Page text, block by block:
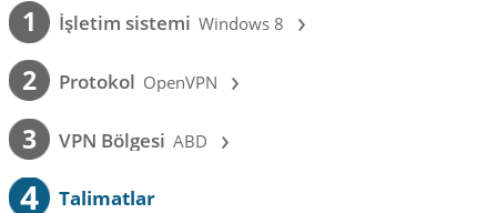
1 İşletim sistemi Windows 8 ›
2 Protokol OpenVPN ›
3 VPN Bölgesi ABD ›
4 Talimatlar